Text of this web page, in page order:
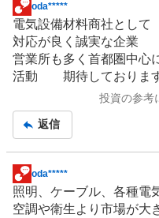
掲
示
板
記
事
oda*****
電気設備材料商社として
対応が良く誠実な企業
営業所も多く首都圏中心
活動 期待しております
投資の参考
返信
掲
示
oda*****
照明、ケーブル、各種電
空調や衛生より市場が大